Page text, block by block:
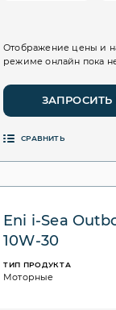
Отображение цены и
режиме онлайн пока
ЗАПРОСИТЬ
СРАВНИТЬ
Eni i-Sea
10W-30
ТИП ПРОДУКТА
Моторные